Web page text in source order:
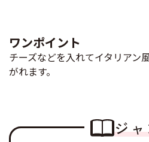
ワンポイント
チーズなどを入れてイタリアン
がれます。
ジ